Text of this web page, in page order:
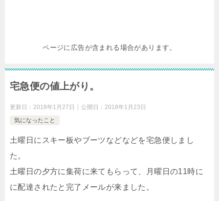
ページに広告が含まれる場合があります。
宅急便の値上がり。
更新日： 2018年1月27日 公開日： 2018年1月23日
気になったこと
土曜日にスキー板やブーツなどなどを宅急便しまし
た。
土曜日の夕方に集荷に来てもらって、月曜日の11時に
に配達されたと完了メールが来ました。